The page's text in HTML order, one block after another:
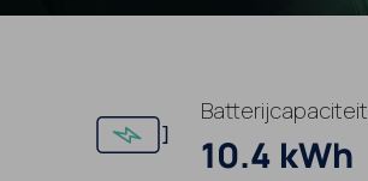
Batterijcapaciteit
10.4 kWh